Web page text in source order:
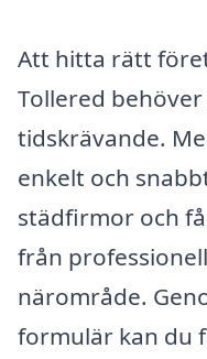
Att hitta rätt
Tollered
tidskrävande.
enkelt och
städfirmor och
från
närområde.
formulär kan du